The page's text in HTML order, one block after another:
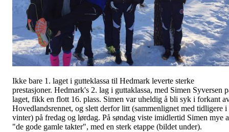
Ikke bare 1. laget i gutteklassa til Hedmark leverte sterke
prestasjoner. Hedmark's 2. lag i guttaklassa, med Simen Syversen
laget, fikk en flott 16. plass. Simen var uheldig å bli syk i forkant
Hovedlandsrennet, og slett derfor litt (sammenlignet med tidligere i
vinter) på fredag og lørdag. På søndag viste imidlertid Simen mye
"de gode gamle takter", med en sterk etappe (bildet under).